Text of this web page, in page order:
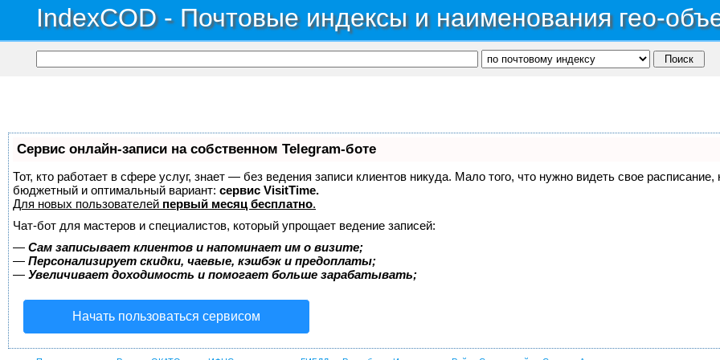
IndexCOD - Почтовые индексы и наименования гео-
Сервис онлайн-записи на собственном Telegram-боте
Тот, кто работает в сфере услуг, знает — без ведения записи клиентов никуда. Мало того, что нужно видеть свое
бюджетный и оптимальный вариант: сервис VisitTime.
Для новых пользователей первый месяц бесплатно.
Чат-бот для мастеров и специалистов, который упрощает ведение записей:
— Сам записывает клиентов и напоминает им о визите;
— Персонализирует скидки, чаевые, кэшбэк и предоплаты;
— Увеличивает доходимость и помогает больше зарабатывать;
Начать пользоваться сервисом